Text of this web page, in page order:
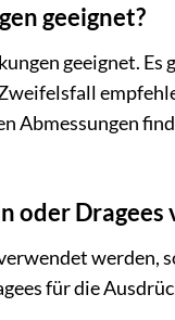
geeignet?
geeignet. Es
Abmessungen
oder Dragees
werden,
für die